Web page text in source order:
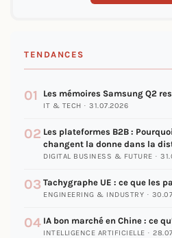
TENDANCES
01 Les mémoires Samsung Q2
IT & TECH · 31.07.2026
02 Les plateformes B2B :
changent la donne dans la
DIGITAL BUSINESS & FUTURE ·
03 Tachygraphe UE : ce que les
ENGINEERING & INDUSTRY ·
04 IA bon marché en Chine : ce
INTELLIGENCE ARTIFICIELLE ·